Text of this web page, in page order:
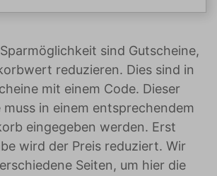
sind Gutscheine,
reduzieren. Dies sind in
mit einem Code. Dieser
in einem entsprechendem
eingegeben werden. Erst
wird der Preis reduziert. Wir
Seiten, um hier die